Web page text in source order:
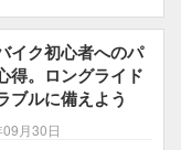
イク初心者へのパ
得。ロングライド
ブルに備えよう
月30日